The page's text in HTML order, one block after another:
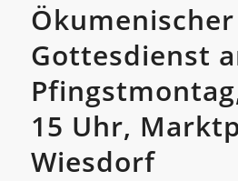
Ökumenischer
Gottesdienst
15 Uhr,
Wiesdorf